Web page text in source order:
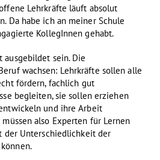
Lehrkräfte läuft absolut
Da habe ich an meiner Schule
KollegInnen gehabt.
ausgebildet sein. Die
wachsen: Lehrkräfte sollen alle
fördern, fachlich gut
begleiten, sie sollen erziehen
und ihre Arbeit
also Experten für Lernen
der Unterschiedlichkeit der